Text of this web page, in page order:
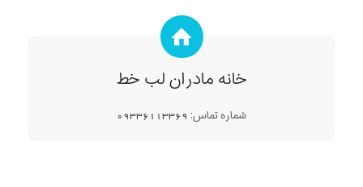
خانه مادران لب خط
شماره تماس: 09336113369